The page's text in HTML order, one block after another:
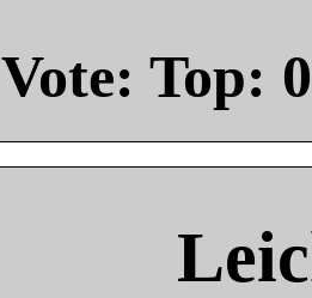
Vote: Top: 0